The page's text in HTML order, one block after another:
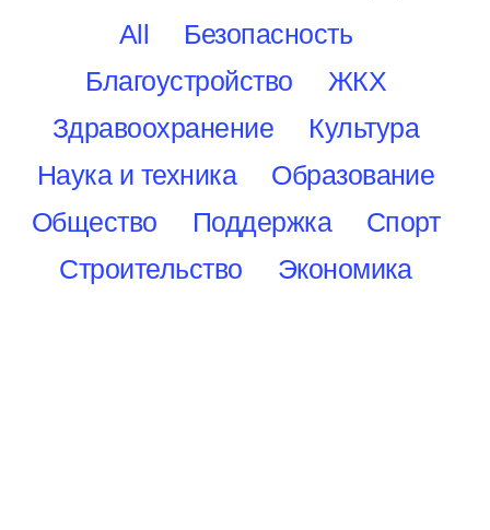
All
Безопасность
Благоустройство
ЖКХ
Здравоохранение
Культура
Наука и техника
Образование
Общество
Поддержка
Спорт
Строительство
Экономика